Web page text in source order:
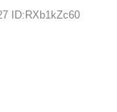
ID:RXb1kZc60